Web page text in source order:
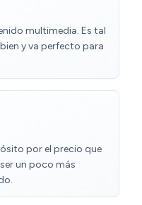
multimedia. Es tal
y va perfecto para
por el precio que
un poco más